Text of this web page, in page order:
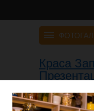
Краса
12 февраля 2018